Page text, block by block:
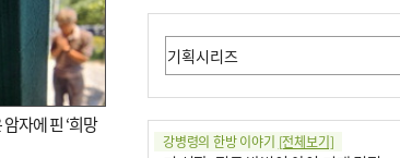
자에 핀 ‘희망
강병령의 한방 이야기 [전체보기]